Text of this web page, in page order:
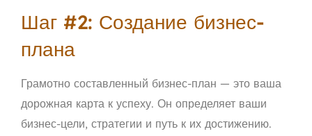
Шаг #2: Создание бизнес-
плана
Грамотно составленный бизнес-план — это ваша
дорожная карта к успеху. Он определяет ваши
бизнес-цели, стратегии и путь к их достижению.